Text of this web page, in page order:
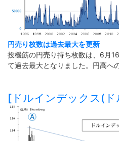
円売り枚数は過去最大を更新
投機筋の円売り持ち枚数は、6月
て過去最大となりました。円高へ
[ドルインデックス(ド